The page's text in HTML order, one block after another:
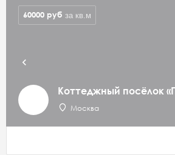
Коттеджный посёлок
Москва
60000 руб за кв.м